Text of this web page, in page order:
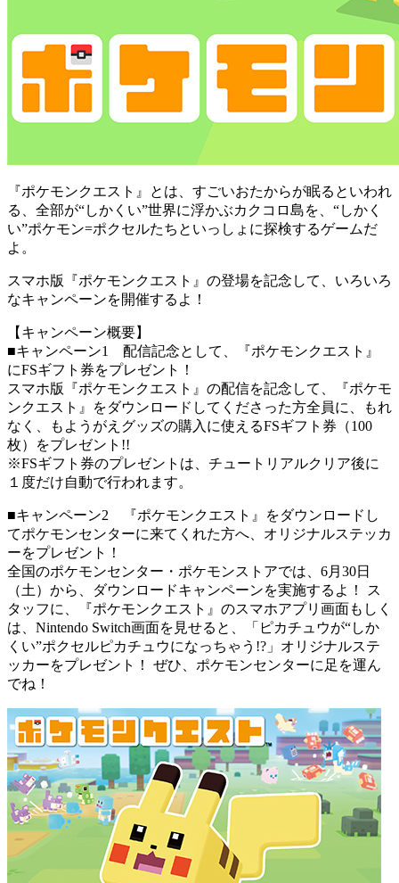
『ポケモンクエスト』とは、すごいおたからが眠るといわれ
る、全部が“しかくい”世界に浮かぶカクコロ島を、“しかく
い”ポケモン=ポクセルたちといっしょに探検するゲームだ
よ。
スマホ版『ポケモンクエスト』の登場を記念して、いろいろ
なキャンペーンを開催するよ！
【キャンペーン概要】
■キャンペーン1 配信記念として、『ポケモンクエスト』
にFSギフト券をプレゼント！
スマホ版『ポケモンクエスト』の配信を記念して、『ポケモ
ンクエスト』をダウンロードしてくださった方全員に、もれ
なく、もようがえグッズの購入に使えるFSギフト券（100
枚）をプレゼント!!
※FSギフト券のプレゼントは、チュートリアルクリア後に
１度だけ自動で行われます。
■キャンペーン2 『ポケモンクエスト』をダウンロードし
てポケモンセンターに来てくれた方へ、オリジナルステッカ
ーをプレゼント！
全国のポケモンセンター・ポケモンストアでは、6月30日
（土）から、ダウンロードキャンペーンを実施するよ！ ス
タッフに、『ポケモンクエスト』のスマホアプリ画面もしく
は、Nintendo Switch画面を見せると、「ピカチュウが“しか
くい”ポクセルピカチュウになっちゃう!?」オリジナルステ
ッカーをプレゼント！ ぜひ、ポケモンセンターに足を運ん
でね！